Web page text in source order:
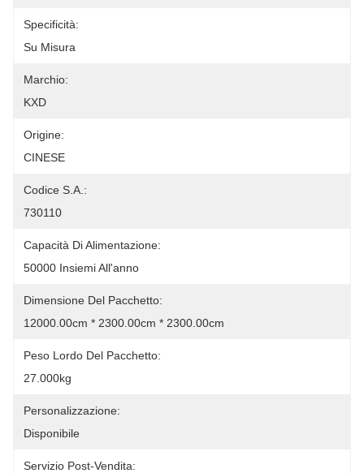
Specificità:
Su Misura
Marchio:
KXD
Origine:
CINESE
Codice S.A.:
730110
Capacità Di Alimentazione:
50000 Insiemi All'anno
Dimensione Del Pacchetto:
12000.00cm * 2300.00cm * 2300.00cm
Peso Lordo Del Pacchetto:
27.000kg
Personalizzazione:
Disponibile
Servizio Post-Vendita: